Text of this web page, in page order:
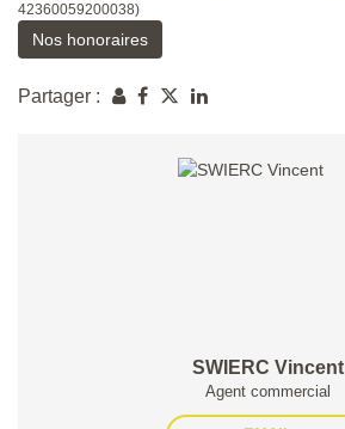
42360059200038)
Nos honoraires
Partager :
SWIERC Vincent
Agent commercial